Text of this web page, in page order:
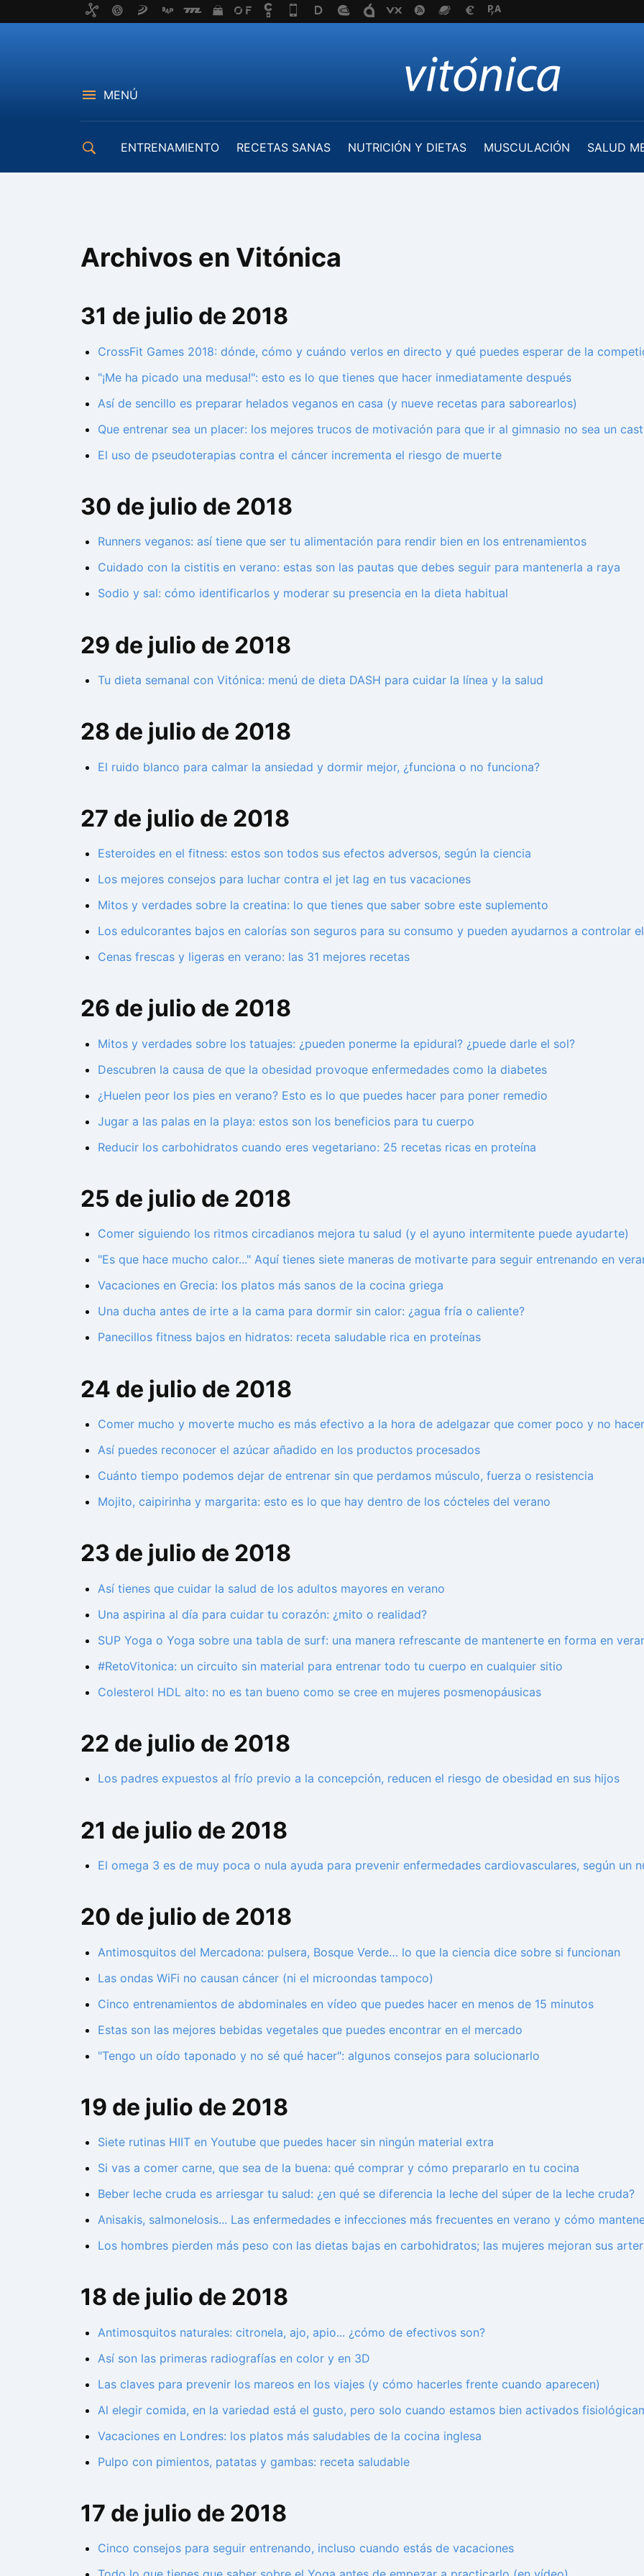
MENÚ
ENTRENAMIENTO RECETAS SANAS NUTRICIÓN Y DIETAS MUSCULACIÓN
SALUD
Archivos en Vitónica
31 de julio de 2018
CrossFit Games 2018: dónde, cómo y cuándo verlos en directo y qué puedes esperar de la
"¡Me ha picado una medusa!": esto es lo que tienes que hacer inmediatamente después
Así de sencillo es preparar helados veganos en casa (y nueve recetas para saborearlos)
Que entrenar sea un placer: los mejores trucos de motivación para que ir al gimnasio no sea un
El uso de pseudoterapias contra el cáncer incrementa el riesgo de muerte
30 de julio de 2018
Runners veganos: así tiene que ser tu alimentación para rendir bien en los entrenamientos
Cuidado con la cistitis en verano: estas son las pautas que debes seguir para mantenerla a raya
Sodio y sal: cómo identificarlos y moderar su presencia en la dieta habitual
29 de julio de 2018
Tu dieta semanal con Vitónica: menú de dieta DASH para cuidar la línea y la salud
28 de julio de 2018
El ruido blanco para calmar la ansiedad y dormir mejor, ¿funciona o no funciona?
27 de julio de 2018
Esteroides en el fitness: estos son todos sus efectos adversos, según la ciencia
Los mejores consejos para luchar contra el jet lag en tus vacaciones
Mitos y verdades sobre la creatina: lo que tienes que saber sobre este suplemento
Los edulcorantes bajos en calorías son seguros para su consumo y pueden ayudarnos a controlar
Cenas frescas y ligeras en verano: las 31 mejores recetas
26 de julio de 2018
Mitos y verdades sobre los tatuajes: ¿pueden ponerme la epidural? ¿puede darle el sol?
Descubren la causa de que la obesidad provoque enfermedades como la diabetes
¿Huelen peor los pies en verano? Esto es lo que puedes hacer para poner remedio
Jugar a las palas en la playa: estos son los beneficios para tu cuerpo
Reducir los carbohidratos cuando eres vegetariano: 25 recetas ricas en proteína
25 de julio de 2018
Comer siguiendo los ritmos circadianos mejora tu salud (y el ayuno intermitente puede ayudarte)
"Es que hace mucho calor..." Aquí tienes siete maneras de motivarte para seguir entrenando en
Vacaciones en Grecia: los platos más sanos de la cocina griega
Una ducha antes de irte a la cama para dormir sin calor: ¿agua fría o caliente?
Panecillos fitness bajos en hidratos: receta saludable rica en proteínas
24 de julio de 2018
Comer mucho y moverte mucho es más efectivo a la hora de adelgazar que comer poco y no
Así puedes reconocer el azúcar añadido en los productos procesados
Cuánto tiempo podemos dejar de entrenar sin que perdamos músculo, fuerza o resistencia
Mojito, caipirinha y margarita: esto es lo que hay dentro de los cócteles del verano
23 de julio de 2018
Así tienes que cuidar la salud de los adultos mayores en verano
Una aspirina al día para cuidar tu corazón: ¿mito o realidad?
SUP Yoga o Yoga sobre una tabla de surf: una manera refrescante de mantenerte en forma en
#RetoVitonica: un circuito sin material para entrenar todo tu cuerpo en cualquier sitio
Colesterol HDL alto: no es tan bueno como se cree en mujeres posmenopáusicas
22 de julio de 2018
Los padres expuestos al frío previo a la concepción, reducen el riesgo de obesidad en sus hijos
21 de julio de 2018
El omega 3 es de muy poca o nula ayuda para prevenir enfermedades cardiovasculares, según un
20 de julio de 2018
Antimosquitos del Mercadona: pulsera, Bosque Verde… lo que la ciencia dice sobre si funcionan
Las ondas WiFi no causan cáncer (ni el microondas tampoco)
Cinco entrenamientos de abdominales en vídeo que puedes hacer en menos de 15 minutos
Estas son las mejores bebidas vegetales que puedes encontrar en el mercado
"Tengo un oído taponado y no sé qué hacer": algunos consejos para solucionarlo
19 de julio de 2018
Siete rutinas HIIT en Youtube que puedes hacer sin ningún material extra
Si vas a comer carne, que sea de la buena: qué comprar y cómo prepararlo en tu cocina
Beber leche cruda es arriesgar tu salud: ¿en qué se diferencia la leche del súper de la leche cruda?
Anisakis, salmonelosis... Las enfermedades e infecciones más frecuentes en verano y cómo
Los hombres pierden más peso con las dietas bajas en carbohidratos; las mujeres mejoran sus
18 de julio de 2018
Antimosquitos naturales: citronela, ajo, apio... ¿cómo de efectivos son?
Así son las primeras radiografías en color y en 3D
Las claves para prevenir los mareos en los viajes (y cómo hacerles frente cuando aparecen)
Al elegir comida, en la variedad está el gusto, pero solo cuando estamos bien activados
Vacaciones en Londres: los platos más saludables de la cocina inglesa
Pulpo con pimientos, patatas y gambas: receta saludable
17 de julio de 2018
Cinco consejos para seguir entrenando, incluso cuando estás de vacaciones